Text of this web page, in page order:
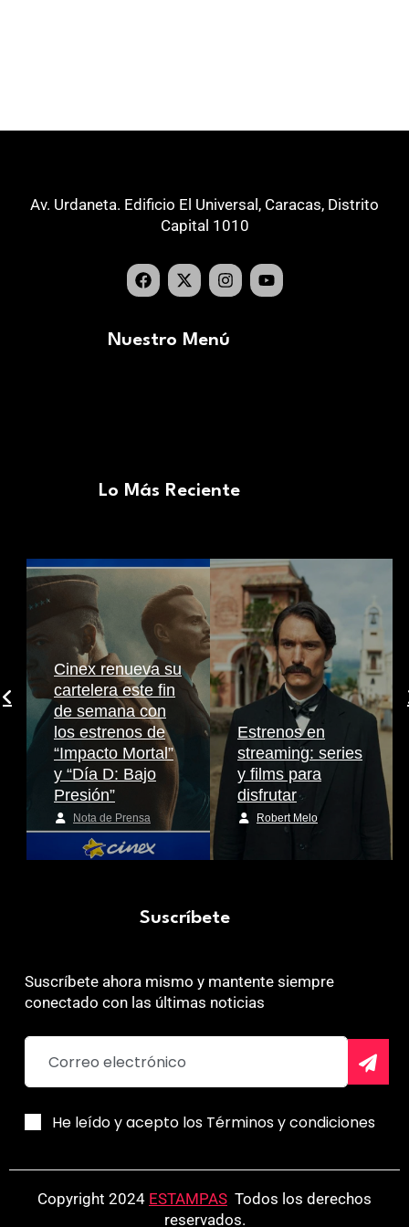
Av. Urdaneta. Edificio El Universal, Caracas, Distrito
Capital 1010
Nuestro Menú
Lo Más Reciente
Cinex renueva su
cartelera este fin
de semana con
los estrenos de
“Impacto Mortal”
y “Día D: Bajo
Presión”
Nota de Prensa
Estrenos en
streaming: series
y films para
disfrutar
Robert Melo
Suscríbete
Suscríbete ahora mismo y mantente siempre
conectado con las últimas noticias
He leído y acepto los Términos y condiciones
Copyright 2024 ESTAMPAS Todos los derechos
reservados.